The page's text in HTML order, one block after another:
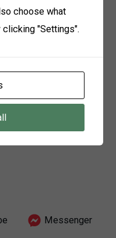
дүүрэг, 3-р хороо,
Messenger
choose what
"Settings".